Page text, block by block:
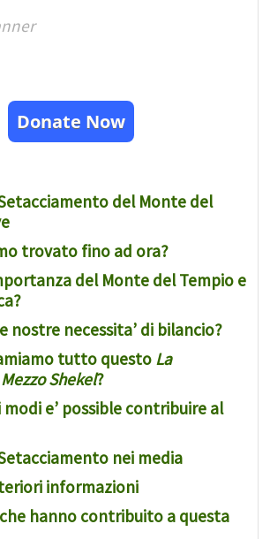
Donate Now
del Monte del
trovato fino ad ora?
del Monte del Tempio e
nostre necessita’ di bilancio?
tutto questo La
Shekel?
e’ possible contribuire al
nei media
informazioni
hanno contribuito a questa